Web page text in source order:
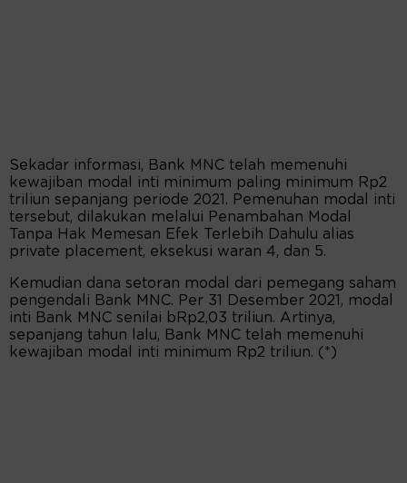
Sekadar informasi, Bank MNC telah memenuhi
kewajiban modal inti minimum paling minimum Rp2
triliun sepanjang periode 2021. Pemenuhan modal inti
tersebut, dilakukan melalui Penambahan Modal
Tanpa Hak Memesan Efek Terlebih Dahulu alias
private placement, eksekusi waran 4, dan 5.
Kemudian dana setoran modal dari pemegang saham
pengendali Bank MNC. Per 31 Desember 2021, modal
inti Bank MNC senilai bRp2,03 triliun. Artinya,
sepanjang tahun lalu, Bank MNC telah memenuhi
kewajiban modal inti minimum Rp2 triliun. (*)